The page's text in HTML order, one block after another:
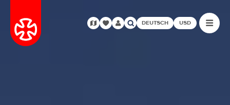
DEUTSCH USD